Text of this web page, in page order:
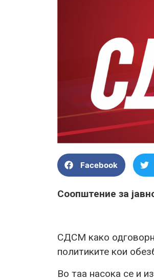
Facebook
Соопштение за
СДСМ како
политиките кои
Во таа насока се и